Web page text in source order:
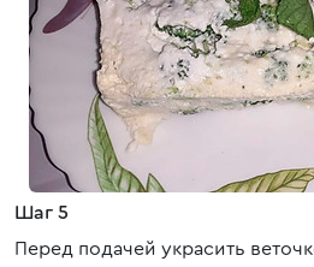
Шаг 5
Перед подачей украсить